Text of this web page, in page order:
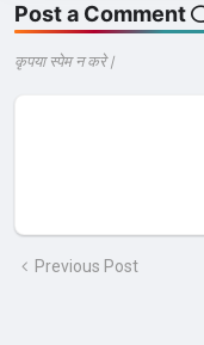
Post a Comment
कृपया स्पेम न करे |
Previous Post